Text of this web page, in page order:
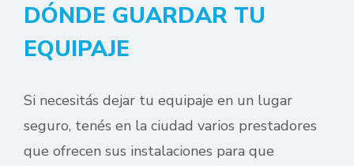
DÓNDE GUARDAR TU
EQUIPAJE
Si necesitás dejar tu equipaje en un lugar
seguro, tenés en la ciudad varios prestadores
que ofrecen sus instalaciones para que